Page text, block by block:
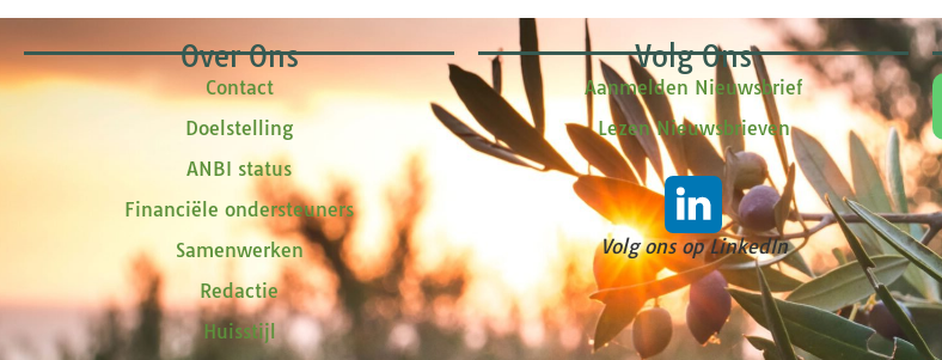
Over Ons
Contact
Doelstelling
ANBI status
Financiële ondersteuners
Samenwerken
Redactie
Huisstijl
Volg Ons
Aanmelden Nieuwsbrief
Lezen Nieuwsbrieven
Volg ons op LinkedIn